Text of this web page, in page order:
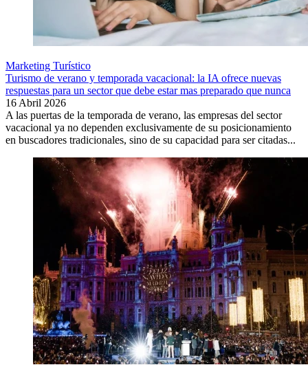
Marketing Turístico
Turismo de verano y temporada vacacional: la IA ofrece nuevas
respuestas para un sector que debe estar mas preparado que nunca
16 Abril 2026
A las puertas de la temporada de verano, las empresas del sector
vacacional ya no dependen exclusivamente de su posicionamiento
en buscadores tradicionales, sino de su capacidad para ser citadas...